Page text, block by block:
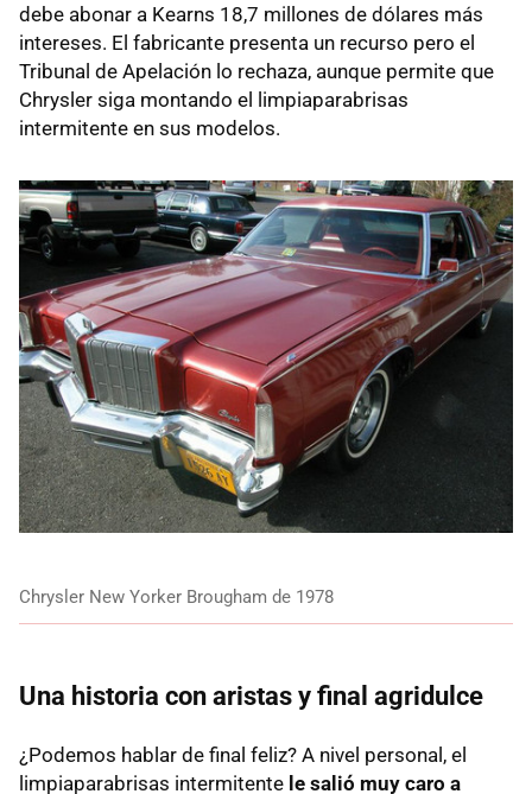
debe abonar a Kearns 18,7 millones de dólares más
intereses. El fabricante presenta un recurso pero el
Tribunal de Apelación lo rechaza, aunque permite que
Chrysler siga montando el limpiaparabrisas
intermitente en sus modelos.
Chrysler New Yorker Brougham de 1978
Una historia con aristas y final agridulce
¿Podemos hablar de final feliz? A nivel personal, el
limpiaparabrisas intermitente le salió muy caro a